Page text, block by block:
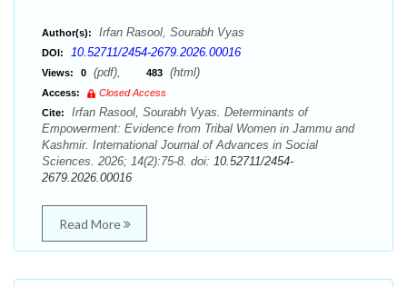
Author(s): Irfan Rasool, Sourabh Vyas
DOI: 10.52711/2454-2679.2026.00016
Views: 0 (pdf), 483 (html)
Access:
Closed Access
Cite:
Irfan Rasool, Sourabh Vyas. Determinants of
Empowerment: Evidence from Tribal Women in Jammu and
Kashmir. International Journal of Advances in Social
Sciences. 2026; 14(2):75-8. doi: 10.52711/2454-
2679.2026.00016
Read More